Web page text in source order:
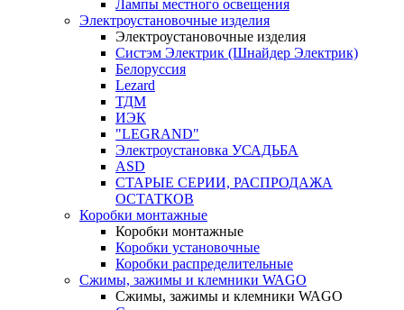
Лампы местного освещения
Электроустановочные изделия
Электроустановочные изделия
Систэм Электрик (Шнайдер Электрик)
Белоруссия
Lezard
ТДМ
ИЭК
"LEGRAND"
Электроустановка УСАДЬБА
ASD
СТАРЫЕ СЕРИИ, РАСПРОДАЖА
ОСТАТКОВ
Коробки монтажные
Коробки монтажные
Коробки установочные
Коробки распределительные
Сжимы, зажимы и клемники WAGO
Сжимы, зажимы и клемники WAGO